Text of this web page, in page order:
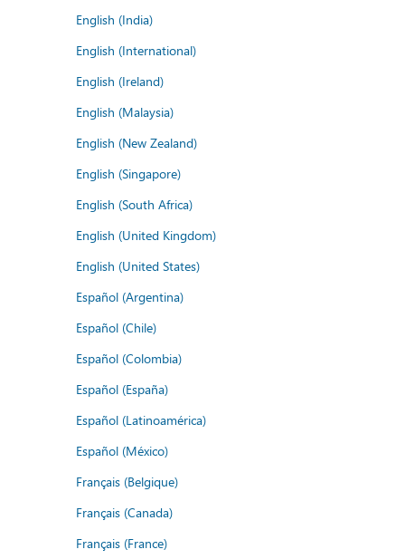
English (India)
English (International)
English (Ireland)
English (Malaysia)
English (New Zealand)
English (Singapore)
English (South Africa)
English (United Kingdom)
English (United States)
Español (Argentina)
Español (Chile)
Español (Colombia)
Español (España)
Español (Latinoamérica)
Español (México)
Français (Belgique)
Français (Canada)
Français (France)